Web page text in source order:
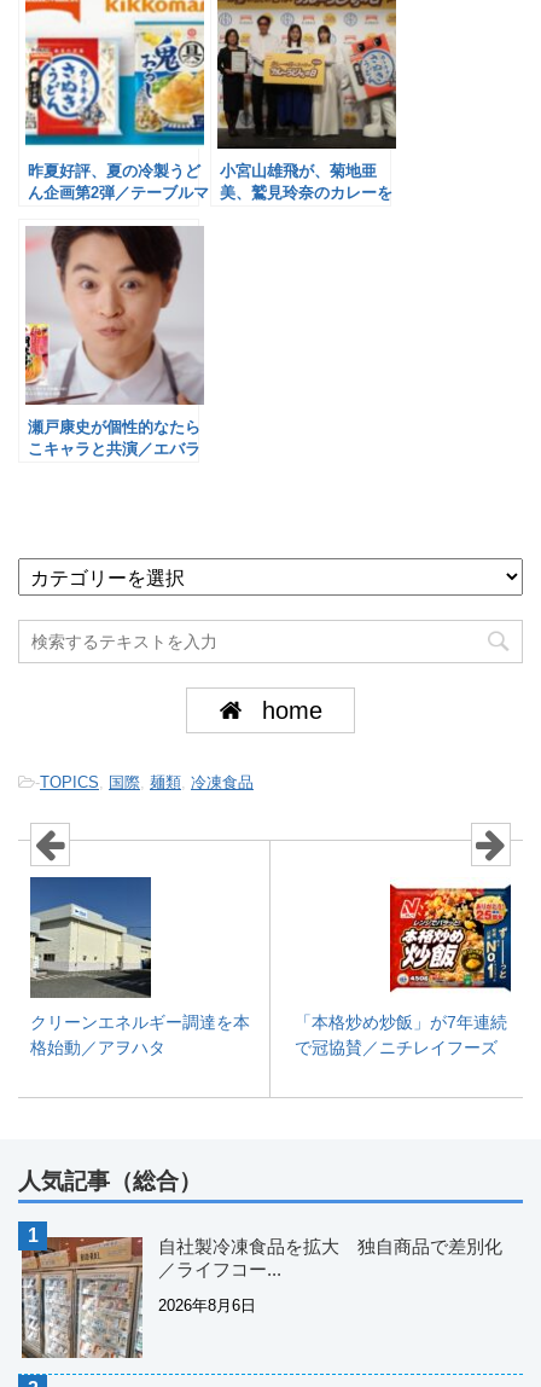
昨夏好評、夏の冷製うど
ん企画第2弾／テーブルマ
小宮山雄飛が、菊地亜
美、鷲見玲奈のカレーを
瀬戸康史が個性的なたら
こキャラと共演／エバラ
home
-TOPICS 国際 麺類 冷凍食品
クリーンエネルギー調達を本
格始動／アヲハタ
「本格炒め炒飯」が7年連続
で冠協賛／ニチレイフーズ
人気記事（総合）
自社製冷凍食品を拡大 独自商品で差別化
／ライフコー...
2026年8月6日